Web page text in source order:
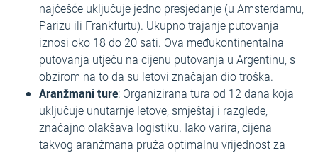
najčešće uključuje jedno presjedanje (u Amsterdamu,
Parizu ili Frankfurtu). Ukupno trajanje putovanja
iznosi oko 18 do 20 sati. Ova međukontinentalna
putovanja utječu na cijenu putovanja u Argentinu, s
obzirom na to da su letovi značajan dio troška.
Aranžmani ture: Organizirana tura od 12 dana koja
uključuje unutarnje letove, smještaj i razglede,
značajno olakšava logistiku. Iako varira, cijena
takvog aranžmana pruža optimalnu vrijednost za